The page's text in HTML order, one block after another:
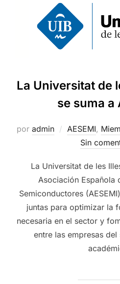
La Universitat de
se suma a
por admin AESEMI,
Sin
La Universitat de les
Asociación Española
Semiconductores
juntas para optimizar la
necesaria en el sector y
entre las empresas